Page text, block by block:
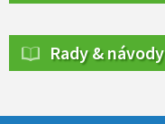
Rady & návody